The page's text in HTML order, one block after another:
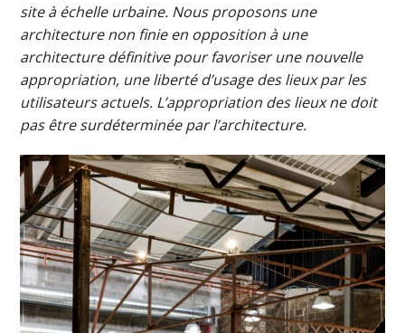
site à échelle urbaine. Nous proposons une
architecture non finie en opposition à une
architecture définitive pour favoriser une nouvelle
appropriation, une liberté d’usage des lieux par les
utilisateurs actuels. L’appropriation des lieux ne doit
pas être surdéterminée par l’architecture.